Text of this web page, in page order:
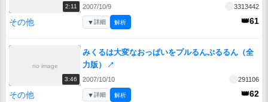
2:11 2007/10/9 3313442
その他 👑61
▼詳細 解析
no image
3:46
みくるは大変なおっぱいをプルるんぷるるん（全
力版）
↗
2007/10/10 291106
その他 👑62
▼詳細 解析